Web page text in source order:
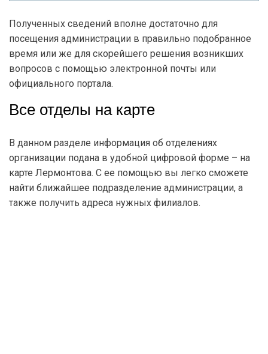
Полученных сведений вполне достаточно для
посещения администрации в правильно подобранное
время или же для скорейшего решения возникших
вопросов с помощью электронной почты или
официального портала.
Все отделы на карте
В данном разделе информация об отделениях
организации подана в удобной цифровой форме – на
карте Лермонтова. С ее помощью вы легко сможете
найти ближайшее подразделение администрации, а
также получить адреса нужных филиалов.